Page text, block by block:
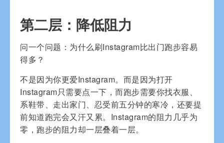
第二层：降低阻力
问一个问题：为什么刷Instagram比出门跑步容易
得多？
不是因为你更爱Instagram。而是因为打开
Instagram只需要点一下，而跑步需要你找衣服、
系鞋带、走出家门、忍受前五分钟的寒冷，还要提
前知道跑完会又汗又累。Instagram的阻力几乎为
零，跑步的阻力却一层叠着一层。